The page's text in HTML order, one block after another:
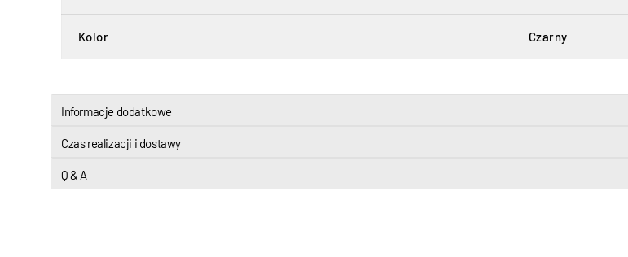
Kolor Czarny
Informacje dodatkowe
Czas realizacji i dostawy
Q & A